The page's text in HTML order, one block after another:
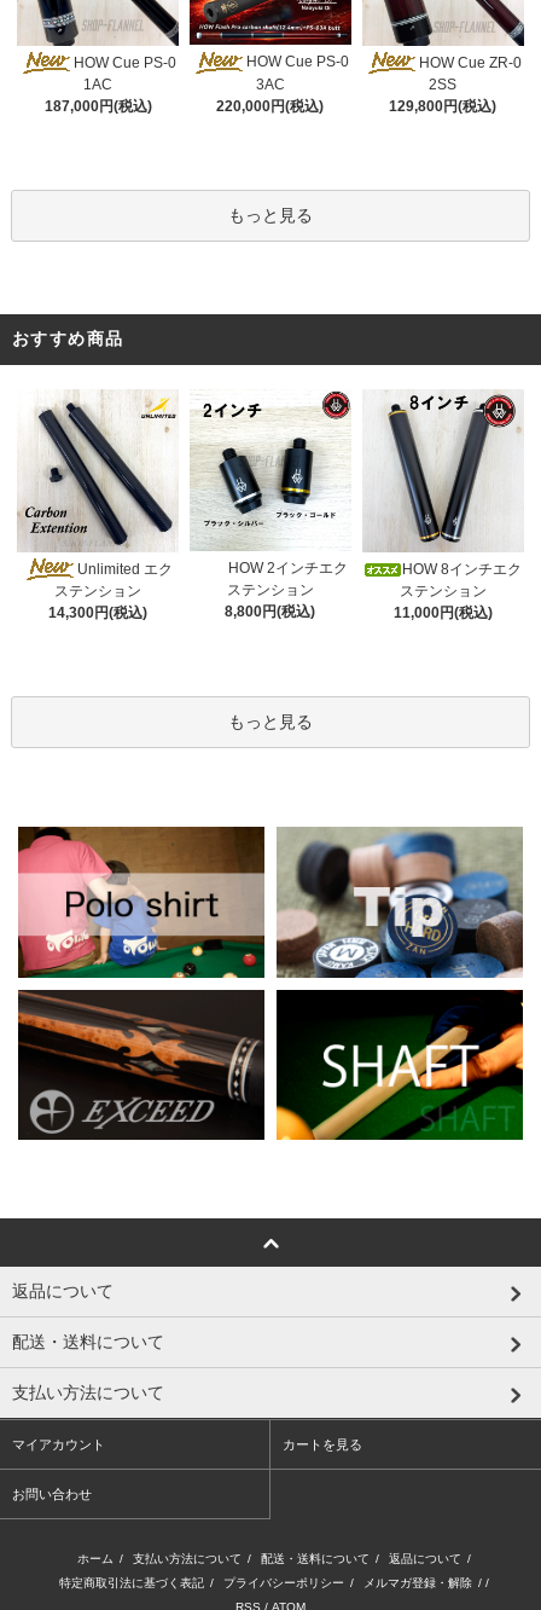
HOW Cue PS-0
1AC
187,000円(税込)
HOW Cue PS-0
3AC
220,000円(税込)
HOW Cue ZR-0
2SS
129,800円(税込)
もっと見る
おすすめ商品
Unlimited エク
ステンション
14,300円(税込)
HOW 2インチエク
ステンション
8,800円(税込)
HOW 8インチエク
ステンション
11,000円(税込)
もっと見る
返品について
配送・送料について
支払い方法について
マイアカウント カートを見る
お問い合わせ
ホーム / 支払い方法について / 配送・送料について / 返品について /
特定商取引法に基づく表記 / プライバシーポリシー / メルマガ登録・解除 / /
RSS / ATOM